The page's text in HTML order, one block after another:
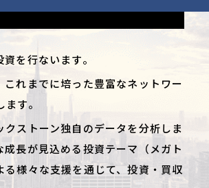
を行ないます。
れまでに培った豊富なネットワー
す。
ストーン独自のデータを分析しま
長が見込める投資テーマ（メガト
様々な支援を通じて、投資・買収